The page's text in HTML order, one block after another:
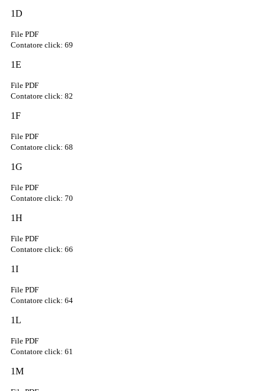
1D
File PDF
Contatore click: 69
1E
File PDF
Contatore click: 82
1F
File PDF
Contatore click: 68
1G
File PDF
Contatore click: 70
1H
File PDF
Contatore click: 66
1I
File PDF
Contatore click: 64
1L
File PDF
Contatore click: 61
1M